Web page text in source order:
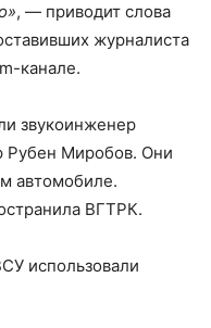
, — приводит слова
журналиста
канале.
звукоинженер
Рубен Миробов. Они
автомобиле.
ВГТРК.
использовали